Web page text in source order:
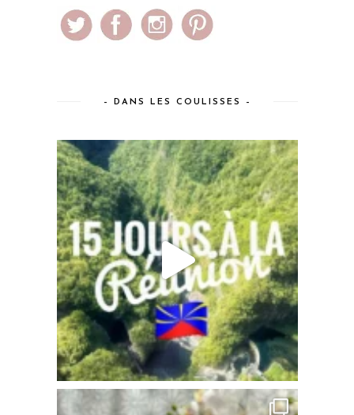
– DANS LES COULISSES –